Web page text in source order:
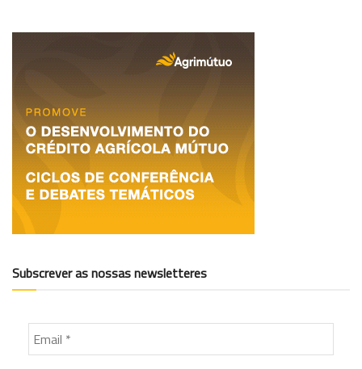
Subscrever as nossas newsletteres